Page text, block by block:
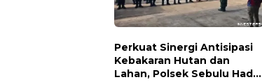
Perkuat Sinergi Antisipasi
Kebakaran Hutan dan
Lahan, Polsek Sebulu Hadiri